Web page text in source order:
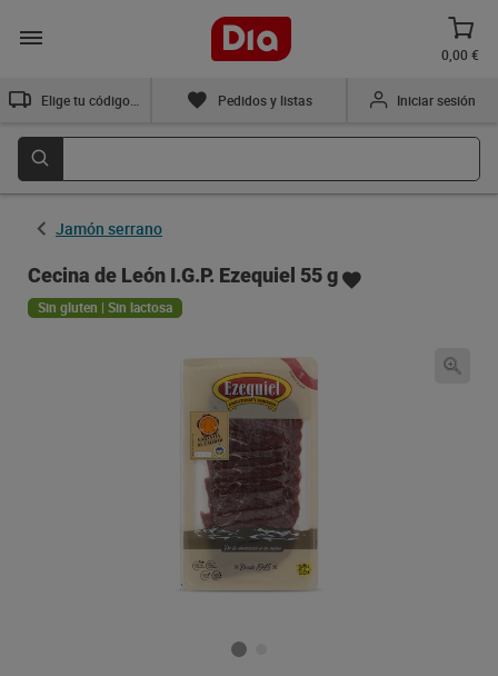
0,00 €
Pedidos y listas Iniciar sesión
Jamón serrano
Cecina de León I.G.P. Ezequiel 55 g
Sin gluten | Sin lactosa